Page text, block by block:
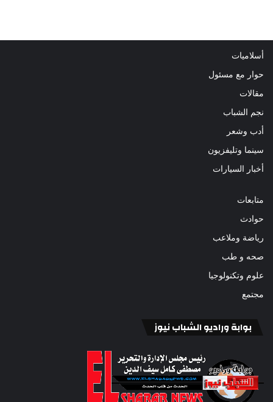
أسلاميات
حوار مع مسئول
مقالات
نجم الشباب
أدب وشعر
سينما وتليفزيون
أخبار السيارات
متابعات
حوادث
رياضة وملاعب
صحه و طب
علوم وتكنولوجيا
مجتمع
بوابة وراديو الشباب نيوز